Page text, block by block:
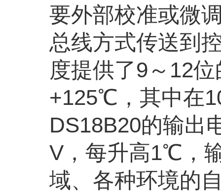
要外部校准或微
总线方式传送到
度提供了9～12
+125℃，其中在
DS18B20的输出
V，每升高1℃，
域、各种环境的